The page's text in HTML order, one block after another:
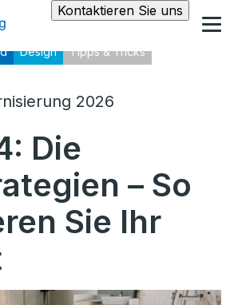
Kontaktieren Sie uns
Design Tipps & Tricks
2026
Die
– So
Sie Ihr